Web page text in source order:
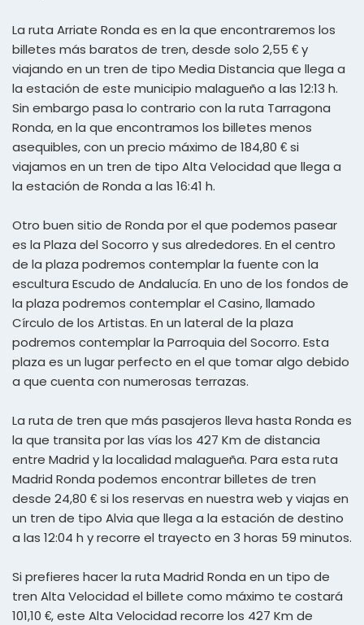
La ruta Arriate Ronda es en la que encontraremos los
billetes más baratos de tren, desde solo 2,55 € y
viajando en un tren de tipo Media Distancia que llega a
la estación de este municipio malagueño a las 12:13 h.
Sin embargo pasa lo contrario con la ruta Tarragona
Ronda, en la que encontramos los billetes menos
asequibles, con un precio máximo de 184,80 € si
viajamos en un tren de tipo Alta Velocidad que llega a
la estación de Ronda a las 16:41 h.
Otro buen sitio de Ronda por el que podemos pasear
es la Plaza del Socorro y sus alrededores. En el centro
de la plaza podremos contemplar la fuente con la
escultura Escudo de Andalucía. En uno de los fondos de
la plaza podremos contemplar el Casino, llamado
Círculo de los Artistas. En un lateral de la plaza
podremos contemplar la Parroquia del Socorro. Esta
plaza es un lugar perfecto en el que tomar algo debido
a que cuenta con numerosas terrazas.
La ruta de tren que más pasajeros lleva hasta Ronda es
la que transita por las vías los 427 Km de distancia
entre Madrid y la localidad malagueña. Para esta ruta
Madrid Ronda podemos encontrar billetes de tren
desde 24,80 € si los reservas en nuestra web y viajas en
un tren de tipo Alvia que llega a la estación de destino
a las 12:04 h y recorre el trayecto en 3 horas 59 minutos.
Si prefieres hacer la ruta Madrid Ronda en un tipo de
tren Alta Velocidad el billete como máximo te costará
101,10 €, este Alta Velocidad recorre los 427 Km de